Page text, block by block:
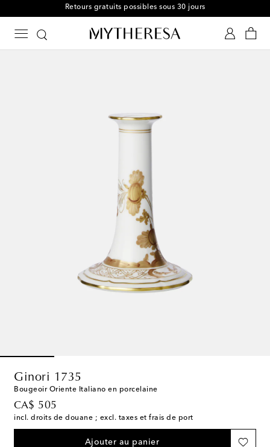
Retours gratuits possibles sous 30 jours
Ginori 1735
Bougeoir Oriente Italiano en porcelaine
CA$ 505
original price
incl. droits de douane ; excl. taxes et frais de port
Ajouter au panier